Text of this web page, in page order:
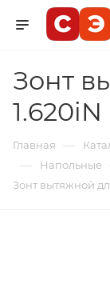
Зонт
1.620iN
Главная —
— Напольные
Зонт вытяжной